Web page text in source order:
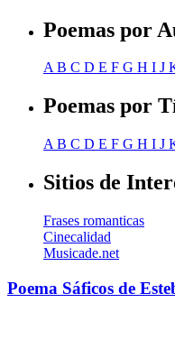
Poemas por
AB C D E F G H I J
Poemas por
A B C D E F G H I J
Sitios de
Frases romanticas
Cinecalidad
Musicade.net
Poema Sáficos de